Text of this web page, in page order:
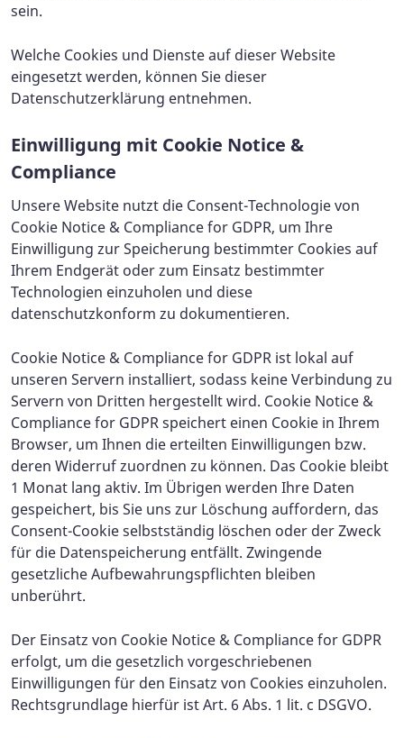
sein.
Welche Cookies und Dienste auf dieser Website
eingesetzt werden, können Sie dieser
Datenschutzerklärung entnehmen.
Einwilligung mit Cookie Notice &
Compliance
Unsere Website nutzt die Consent-Technologie von
Cookie Notice & Compliance for GDPR, um Ihre
Einwilligung zur Speicherung bestimmter Cookies auf
Ihrem Endgerät oder zum Einsatz bestimmter
Technologien einzuholen und diese
datenschutzkonform zu dokumentieren.
Cookie Notice & Compliance for GDPR ist lokal auf
unseren Servern installiert, sodass keine Verbindung zu
Servern von Dritten hergestellt wird. Cookie Notice &
Compliance for GDPR speichert einen Cookie in Ihrem
Browser, um Ihnen die erteilten Einwilligungen bzw.
deren Widerruf zuordnen zu können. Das Cookie bleibt
1 Monat lang aktiv. Im Übrigen werden Ihre Daten
gespeichert, bis Sie uns zur Löschung auffordern, das
Consent-Cookie selbstständig löschen oder der Zweck
für die Datenspeicherung entfällt. Zwingende
gesetzliche Aufbewahrungspflichten bleiben
unberührt.
Der Einsatz von Cookie Notice & Compliance for GDPR
erfolgt, um die gesetzlich vorgeschriebenen
Einwilligungen für den Einsatz von Cookies einzuholen.
Rechtsgrundlage hierfür ist Art. 6 Abs. 1 lit. c DSGVO.